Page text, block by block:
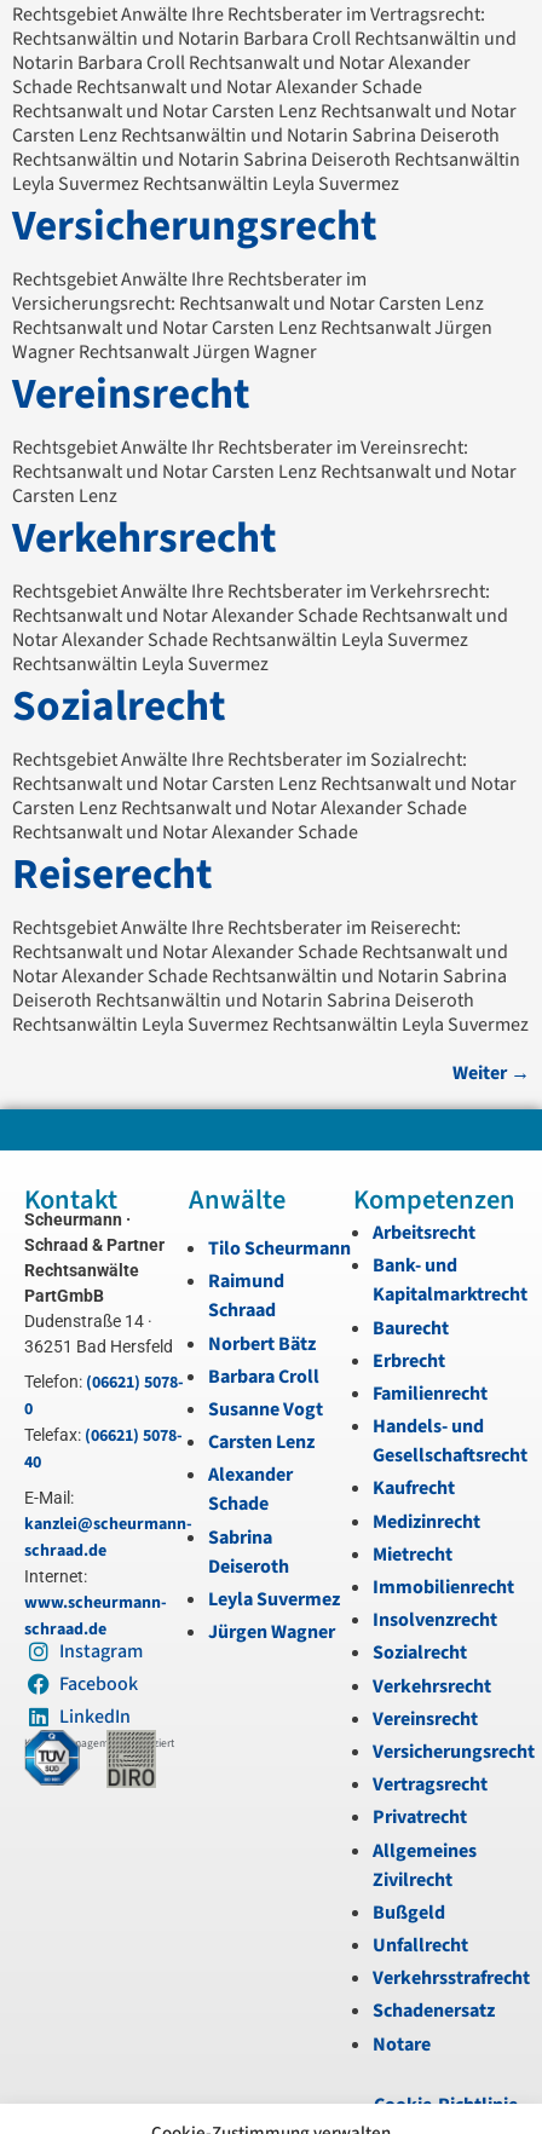
Rechtsgebiet Anwälte Ihre Rechtsberater im Vertragsrecht:
Rechtsanwältin und Notarin Barbara Croll Rechtsanwältin und
Notarin Barbara Croll Rechtsanwalt und Notar Alexander
Schade Rechtsanwalt und Notar Alexander Schade
Rechtsanwalt und Notar Carsten Lenz Rechtsanwalt und Notar
Carsten Lenz Rechtsanwältin und Notarin Sabrina Deiseroth
Rechtsanwältin und Notarin Sabrina Deiseroth Rechtsanwältin
Leyla Suvermez Rechtsanwältin Leyla Suvermez
Versicherungsrecht
Rechtsgebiet Anwälte Ihre Rechtsberater im
Versicherungsrecht: Rechtsanwalt und Notar Carsten Lenz
Rechtsanwalt und Notar Carsten Lenz Rechtsanwalt Jürgen
Wagner Rechtsanwalt Jürgen Wagner
Vereinsrecht
Rechtsgebiet Anwälte Ihr Rechtsberater im Vereinsrecht:
Rechtsanwalt und Notar Carsten Lenz Rechtsanwalt und Notar
Carsten Lenz
Verkehrsrecht
Rechtsgebiet Anwälte Ihre Rechtsberater im Verkehrsrecht:
Rechtsanwalt und Notar Alexander Schade Rechtsanwalt und
Notar Alexander Schade Rechtsanwältin Leyla Suvermez
Rechtsanwältin Leyla Suvermez
Sozialrecht
Rechtsgebiet Anwälte Ihre Rechtsberater im Sozialrecht:
Rechtsanwalt und Notar Carsten Lenz Rechtsanwalt und Notar
Carsten Lenz Rechtsanwalt und Notar Alexander Schade
Rechtsanwalt und Notar Alexander Schade
Reiserecht
Rechtsgebiet Anwälte Ihre Rechtsberater im Reiserecht:
Rechtsanwalt und Notar Alexander Schade Rechtsanwalt und
Notar Alexander Schade Rechtsanwältin und Notarin Sabrina
Deiseroth Rechtsanwältin und Notarin Sabrina Deiseroth
Rechtsanwältin Leyla Suvermez Rechtsanwältin Leyla Suvermez
Weiter →
Kontakt
Scheurmann ·
Schraad & Partner
Rechtsanwälte
PartGmbB
Dudenstraße 14 ·
36251 Bad Hersfeld
Telefon: (06621) 5078-
0
Telefax: (06621) 5078-
40
E-Mail:
kanzlei@scheurmann-
schraad.de
Internet:
www.scheurmann-
schraad.de
Instagram
Facebook
LinkedIn
Kanzleimanagement zertifiziert
Anwälte
Tilo Scheurmann
Raimund
Schraad
Norbert Bätz
Barbara Croll
Susanne Vogt
Carsten Lenz
Alexander
Schade
Sabrina
Deiseroth
Leyla Suvermez
Jürgen Wagner
Kompetenzen
Arbeitsrecht
Bank- und
Kapitalmarktrecht
Baurecht
Erbrecht
Familienrecht
Handels- und
Gesellschaftsrecht
Kaufrecht
Medizinrecht
Mietrecht
Immobilienrecht
Insolvenzrecht
Sozialrecht
Verkehrsrecht
Vereinsrecht
Versicherungsrecht
Vertragsrecht
Privatrecht
Allgemeines
Zivilrecht
Bußgeld
Unfallrecht
Verkehrsstrafrecht
Schadenersatz
Notare
Cookie-Richtlinie